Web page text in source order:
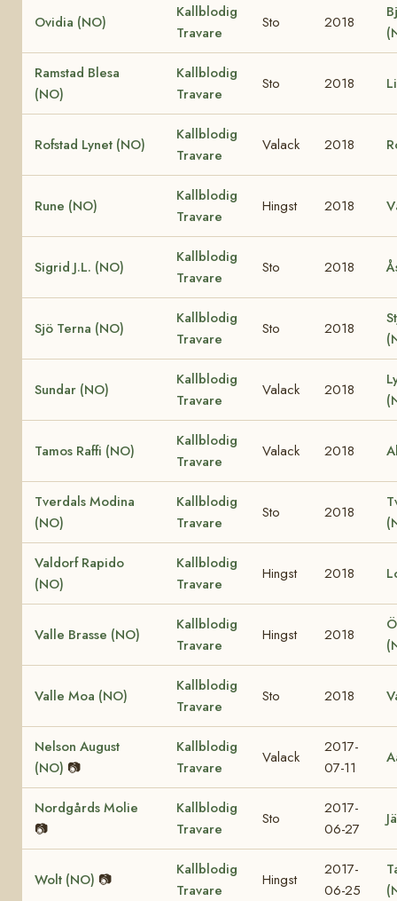
Ovidia (NO)
Kallblodig
Travare
Sto 2018
Ramstad Blesa
(NO)
Kallblodig
Travare
Sto 2018
Rofstad Lynet (NO)
Kallblodig
Travare
Valack 2018
Rune (NO)
Kallblodig
Travare
Hingst 2018
Sigrid J.L. (NO)
Kallblodig
Travare
Sto 2018
Sjö Terna (NO)
Kallblodig
Travare
Sto 2018
Sundar (NO)
Kallblodig
Travare
Valack 2018
Tamos Raffi (NO)
Kallblodig
Travare
Valack 2018
Tverdals Modina
(NO)
Kallblodig
Travare
Sto 2018
Valdorf Rapido
(NO)
Kallblodig
Travare
Hingst 2018
Valle Brasse (NO)
Kallblodig
Travare
Hingst 2018
Valle Moa (NO)
Kallblodig
Travare
Sto 2018
Nelson August
(NO) 📷
Kallblodig
Travare
Valack
2017-
07-11
Nordgårds Molie
📷
Kallblodig
Travare
Sto
2017-
06-27
Wolt (NO) 📷
Kallblodig
Travare
Hingst
2017-
06-25